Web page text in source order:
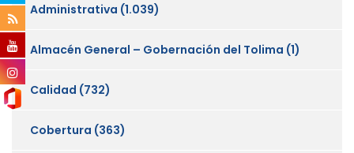
Administrativa (1.039)
Almacén General – Gobernación del Tolima (1)
Calidad (732)
Cobertura (363)